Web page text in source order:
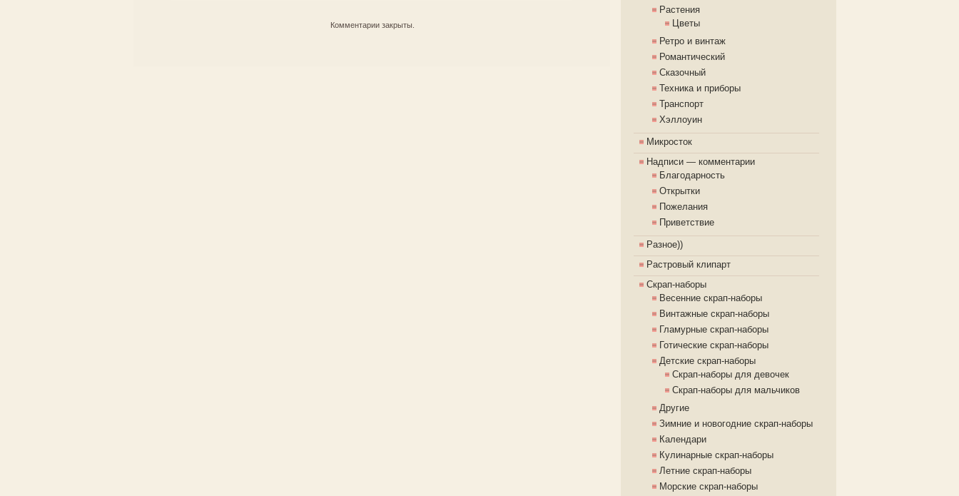
Комментарии закрыты.
Растения
Цветы
Ретро и винтаж
Романтический
Сказочный
Техника и приборы
Транспорт
Хэллоуин
Микросток
Надписи — комментарии
Благодарность
Открытки
Пожелания
Приветствие
Разное))
Растровый клипарт
Скрап-наборы
Весенние скрап-наборы
Винтажные скрап-наборы
Гламурные скрап-наборы
Готические скрап-наборы
Детские скрап-наборы
Скрап-наборы для девочек
Скрап-наборы для мальчиков
Другие
Зимние и новогодние скрап-наборы
Календари
Кулинарные скрап-наборы
Летние скрап-наборы
Морские скрап-наборы